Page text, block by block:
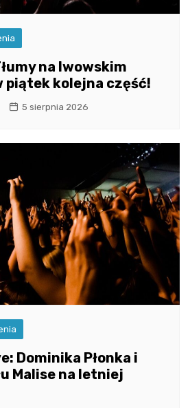
na lwowskim
piątek kolejna część!
5 sierpnia 2026
Dominika Płonka i
Malise na letniej